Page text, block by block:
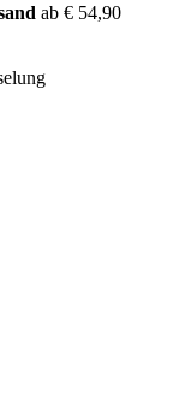
ab € 54,90